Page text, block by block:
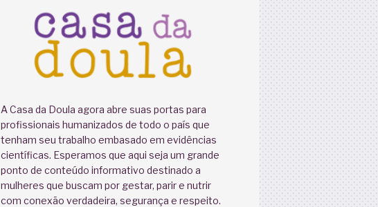
A Casa da Doula agora abre suas portas para
profissionais humanizados de todo o país que
tenham seu trabalho embasado em evidências
científicas. Esperamos que aqui seja um grande
ponto de conteúdo informativo destinado a
mulheres que buscam por gestar, parir e nutrir
com conexão verdadeira, segurança e respeito.